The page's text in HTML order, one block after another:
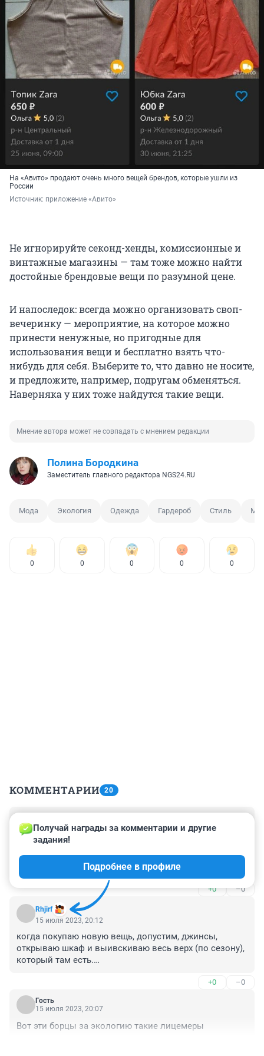
На «Авито» продают очень много вещей брендов, которые ушли из
России
Источник: приложение «Авито»
Не игнорируйте секонд-хенды, комиссионные и
винтажные магазины — там тоже можно найти
достойные брендовые вещи по разумной цене.
И напоследок: всегда можно организовать своп-
вечеринку — мероприятие, на которое можно
принести ненужные, но пригодные для
использования вещи и бесплатно взять что-
нибудь для себя. Выберите то, что давно не носите,
и предложите, например, подругам обменяться.
Наверняка у них тоже найдутся такие вещи.
Мнение автора может не совпадать с мнением редакции
Полина Бородкина
Заместитель главного редактора NGS24.RU
Мода Экология Одежда Гардероб Стиль
0 0 0 0 0
КОММЕНТАРИИ 20
16 июля 2023, 19:37
Дамочка, вы определитесь - если вы стилист, то на
аватарку бы лучше поставили, скажем, рассвет,
котика или печеньки...
+0 –0
Rhjirf
Получай награды за комментарии и другие
задания!
Подробнее в профиле
15 июля 2023, 20:12
когда покупаю новую вещь, допустим, джинсы,
открываю шкаф и выивскиваю весь верх (по сезону),
который там есть.
неактуальная вещь смотрится вау с обновкой. или
обнаруживается, что вещь снова вошла в моду.
так что я не вижу смысла избавляться от вещей,
+0 –0
Гость
15 июля 2023, 20:07
Вот эти борцы за экологию такие лицемеры